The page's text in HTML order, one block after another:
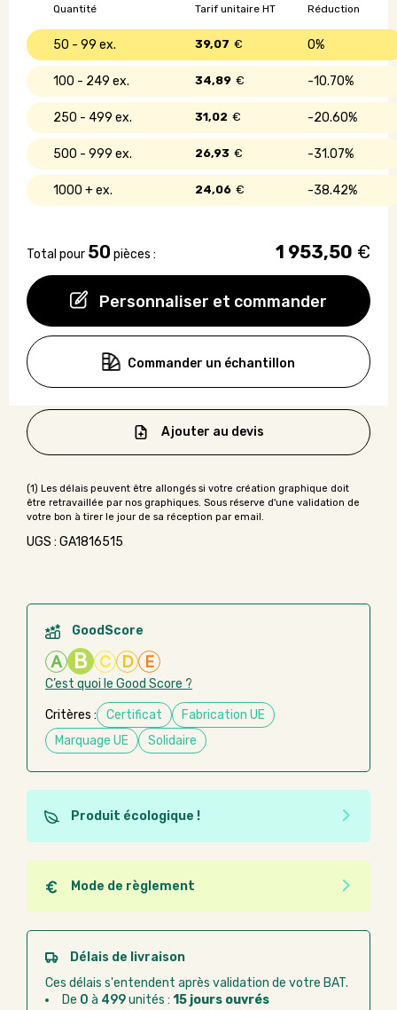
Personnaliser et commander
Quantité Réduction
Tarif unitaire HT
50 - 99 0%
39,07 €
100 - 249 10.70%
34,89 €
250 - 499 20.60%
31,02 €
500 - 999 31.07%
26,93 €
1000 + 38.42%
24,06 €
Total pour 50 pièces : 1 953,50 €
Commander un échantillon
Ajouter au devis
UGS : GA1816515
GoodScore
A B C D E
C’est quoi le Good Score ?
Critères : Certificat
Fabrication UE
Marquage UE
Solidaire
Produit écologique !
Ce produit est éco-conçu, il a été fabriqué à partir de
matériaux recyclés ou recyclables. Ces produits
peuvent plus facilement obtenir une seconde vie
après utilisation. L'origine de fabrication du produit
n'entre pas dans les critères d'éco-conception.
Mode de règlement
Quel que soit le mode de règlement, vous pouvez
passer commande en ligne sur Good Act.
Paiement CB :paiement sécurisé par carte
Virement bancaire :règlement sur facture
Délais de livraison
Ces délais s'entendent après validation de votre BAT.
De 0 à 499unités : 15 jours ouvrés